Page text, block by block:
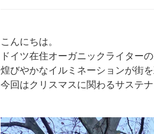
こんにちは。
ドイツ在住オーガニックライター
煌びやかなイルミネーションが街を
今回はクリスマスに関わるサステ